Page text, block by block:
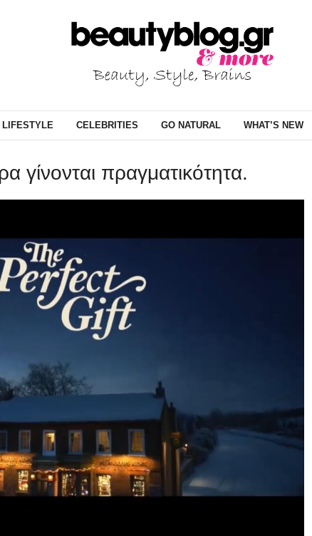
LIFESTYLE CELEBRITIES GO NATURAL WHAT’S NEW
γίνονται πραγματικότητα.